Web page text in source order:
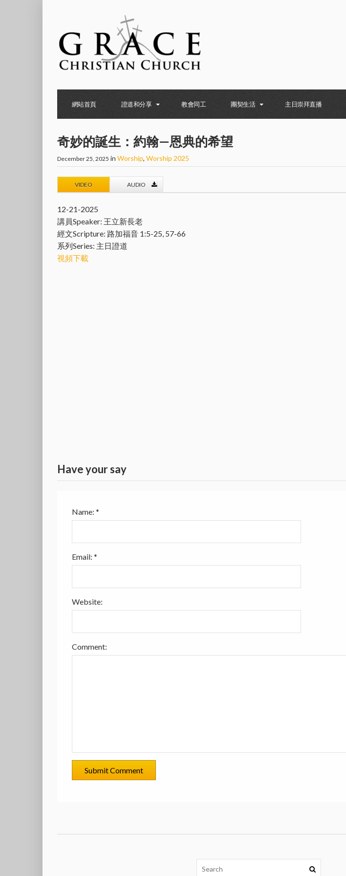
網站首頁 證道和分享 教會同工 團契生活 主日崇拜直播
奇妙的誕生：約翰—恩典的希望
December 25, 2025 in Worship, Worship 2025
VIDEO AUDIO
12-21-2025
講員Speaker: 王立新長老
經文Scripture: 路加福音 1:5-25, 57-66
系列Series: 主日證道
視頻下載
Have your say
Name: *
Email: *
Website:
Comment: